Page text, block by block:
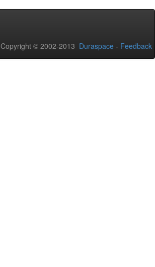
Copyright © 2002-2013 Duraspace - Feedback